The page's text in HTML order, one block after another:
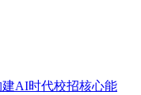
AI时代校招核心能